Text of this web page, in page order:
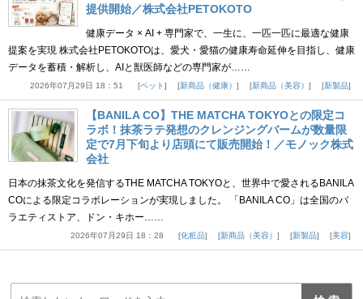
提供開始／株式会社PETOKOTO
健康データ × AI + 専門家で、一生に、一匹一匹に最適な健康
提案を実現 株式会社PETOKOTOは、愛犬・愛猫の健康寿命延伸を目指し、健康
データを蓄積・解析し、AIと獣医師などの専門家が……
2026年07月29日 18：51 ペット 新商品（健康） 新商品（美容） 新製品
【BANILA CO】THE MATCHA TOKYOとの限定コ
ラボ！抹茶ラテ発想のクレンジングバームが数量限
定で7月下旬より店頭にて販売開始！／モノック株式
会社
日本の抹茶文化を発信するTHE MATCHA TOKYOと、世界中で愛されるBANILA
COによる限定コラボレーションが実現しました。 「BANILA CO」は全国のバ
ラエティストア、ドン・キホー……
2026年07月29日 18：28 化粧品 新商品（美容） 新製品 美容